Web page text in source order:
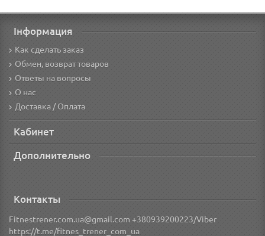
Інформация
Как сделать заказ
Обмен, возврат товаров
Ответы на вопросы
О нас
Доставка / Оплата
Кабинет
Дополнительно
Контакты
Fitnestrener.com.ua@gmail.com +380939200223/Viber
https://t.me/fitnes_trener_com_ua